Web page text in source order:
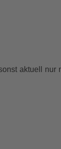
aktuell nur